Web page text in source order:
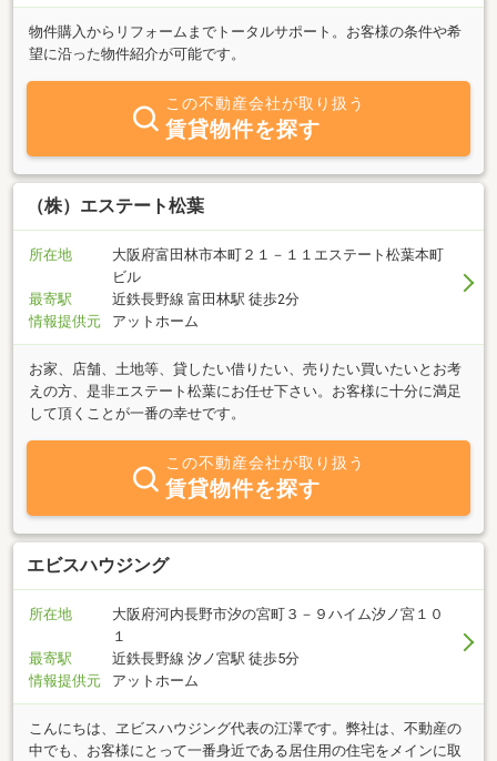
物件購入からリフォームまでトータルサポート。お客様の条件や希
望に沿った物件紹介が可能です。
この不動産会社が取り扱う
賃貸物件を探す
（株）エステート松葉
所在地
大阪府富田林市本町２１－１１エステート松葉本町
ビル
最寄駅
近鉄長野線 富田林駅 徒歩2分
情報提供元
アットホーム
お家、店舗、土地等、貸したい借りたい、売りたい買いたいとお考
えの方、是非エステート松葉にお任せ下さい。お客様に十分に満足
して頂くことが一番の幸せです。
この不動産会社が取り扱う
賃貸物件を探す
エビスハウジング
所在地
大阪府河内長野市汐の宮町３－９ハイム汐ノ宮１０
１
最寄駅
近鉄長野線 汐ノ宮駅 徒歩5分
情報提供元
アットホーム
こんにちは、ヱビスハウジング代表の江澤です。弊社は、不動産の
中でも、お客様にとって一番身近である居住用の住宅をメインに取